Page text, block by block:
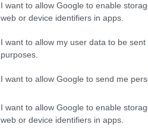
I want to allow Google to enable
web or device identifiers in apps.
I want to allow my user data to be
purposes.
I want to allow Google to send me
I want to allow Google to enable
web or device identifiers in apps.